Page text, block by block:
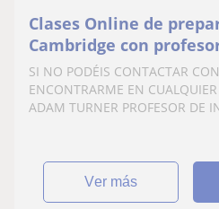
Clases Online de
Cambridge con
SI NO PODÉIS CONTACTAR
ENCONTRARME EN
ADAM TURNER PROFESOR DE
ver más